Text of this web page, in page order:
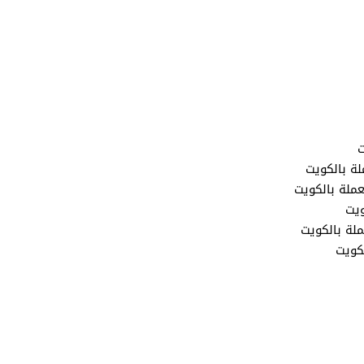
بالكويت
بالكويت
بالكويت